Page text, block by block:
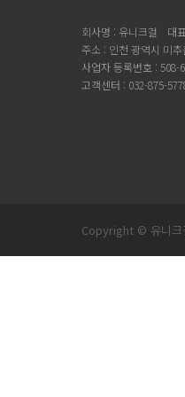
회사명 : 유니크걸
대
주소 : 인천 광역시 미
사업자 등록번호 : 508-
고객센터 : 032-875-
Copyright © 유니